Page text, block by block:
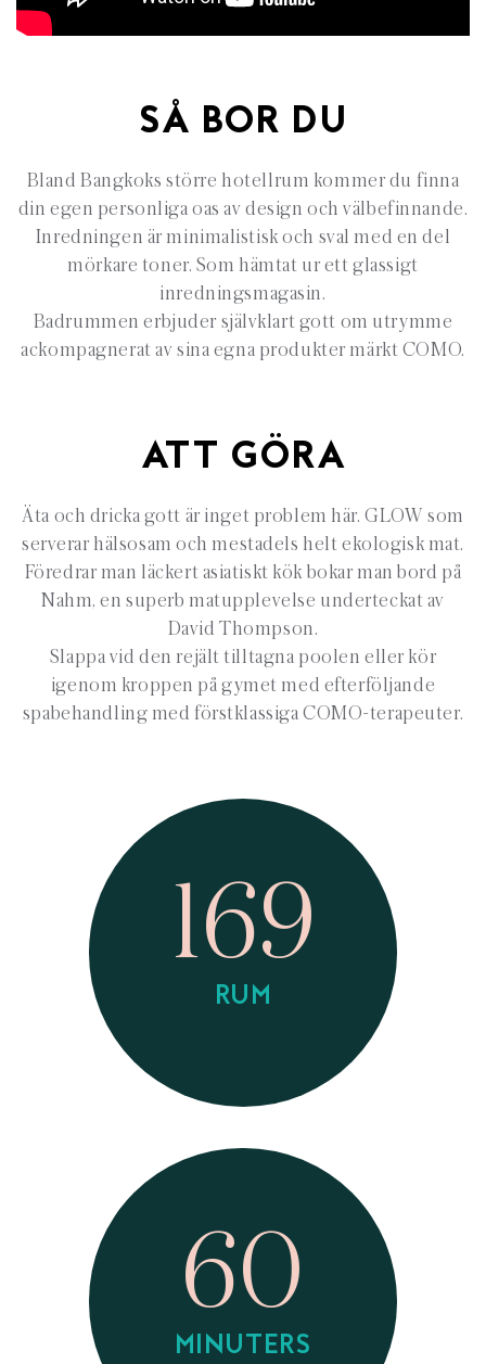
SÅ BOR DU
Bland Bangkoks större hotellrum kommer du finna
din egen personliga oas av design och välbefinnande.
Inredningen är minimalistisk och sval med en del
mörkare toner. Som hämtat ur ett glassigt
inredningsmagasin.
Badrummen erbjuder självklart gott om utrymme
ackompagnerat av sina egna produkter märkt COMO.
ATT GÖRA
Äta och dricka gott är inget problem här. GLOW som
serverar hälsosam och mestadels helt ekologisk mat.
Föredrar man läckert asiatiskt kök bokar man bord på
Nahm, en superb matupplevelse underteckat av
David Thompson.
Slappa vid den rejält tilltagna poolen eller kör
igenom kroppen på gymet med efterföljande
spabehandling med förstklassiga COMO-terapeuter.
169
RUM
60
MINUTERS